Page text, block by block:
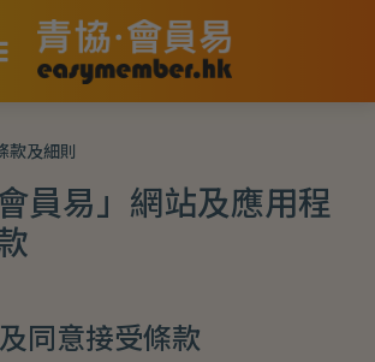
款及細則
員易」網站及應用程
意接受條款